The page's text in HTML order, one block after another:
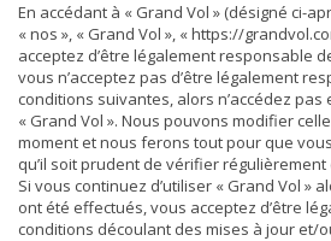
En accédant à « Grand Vol » (désigné ci-
« nos », « Grand Vol », « https://
acceptez d’être légalement responsable
vous n’acceptez pas d’être légalement
conditions suivantes, alors n’accédez pas
« Grand Vol ». Nous pouvons modifier
moment et nous ferons tout pour que
qu’il soit prudent de vérifier
Si vous continuez d’utiliser « Grand Vol »
ont été effectués, vous acceptez d’être
conditions découlant des mises à jour et/